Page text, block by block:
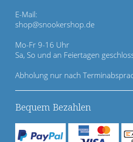
p
r
i
n
g
e
n
E-Mail:
shop@snookershop.de
Mo-Fr 9-16 Uhr
Sa, So und an Feiertagen
Abholung nur nach
Bequem Bezahlen